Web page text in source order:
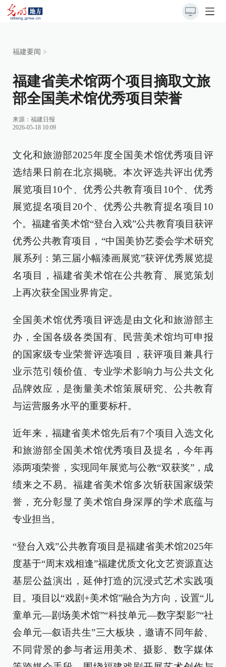
福建要闻 >
福建省美术馆两个项目摘取文旅
部全国美术馆优秀项目荣誉
来源： 福建日报
2026-05-18 10:09
文化和旅游部2025年度全国美术馆优秀项目评
选结果日前在北京揭晓。本次评选共评出优秀
展览项目10个、优秀公共教育项目10个、优秀
展览提名项目20个、优秀公共教育提名项目10
个。福建省美术馆“登台入戏”公共教育项目获评
优秀公共教育项目，“中国美协艺委会学术研究
展系列：第三届小幅漆画展览”获评优秀展览提
名项目，福建省美术馆在公共教育、展览策划
上再次获全国业界肯定。
全国美术馆优秀项目评选是由文化和旅游部主
办，全国各级各类国有、民营美术馆均可申报
的国家级专业荣誉评选项目，获评项目兼具行
业示范引领价值、专业学术影响力与公共文化
品牌效应，是衡量美术馆策展研究、公共教育
与运营服务水平的重要标杆。
近年来，福建省美术馆先后有7个项目入选文化
和旅游部全国美术馆优秀项目及提名，今年再
添两项荣誉，实现同年展览与公教“双获奖”，成
绩来之不易。福建省美术馆多次斩获国家级荣
誉，充分彰显了美术馆自身深厚的学术底蕴与
专业担当。
“登台入戏”公共教育项目是福建省美术馆2025年
度基于“周末戏相逢”福建优质文化文艺资源直达
基层公益演出，延伸打造的沉浸式艺术实践项
目。项目以“戏剧+美术馆”融合为方向，设置“儿
童单元—剧场美术馆”“科技单元—数字梨影”“社
会单元—叙语共生”三大板块，邀请不同年龄、
不同背景的参与者运用美术、摄影、数字媒体